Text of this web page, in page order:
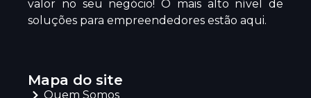
valor no seu negócio! O mais alto nível de
soluções para empreendedores estão aqui.
Mapa do site
Quem Somos